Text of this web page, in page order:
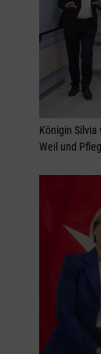
Königin Silvia
Weil und